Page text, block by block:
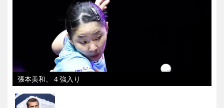
張本美和、４強入り